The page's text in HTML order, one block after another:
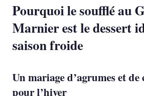
Pourquoi le soufflé au
Marnier est le dessert
saison froide
Un mariage d’agrumes et
pour l’hiver